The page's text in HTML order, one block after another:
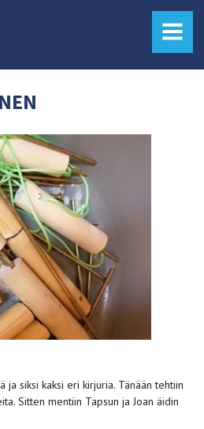
MENU
ja siksi kaksi eri kirjuria. Tänään tehtiin
Sitten mentiin Tapsun ja Joan äidin